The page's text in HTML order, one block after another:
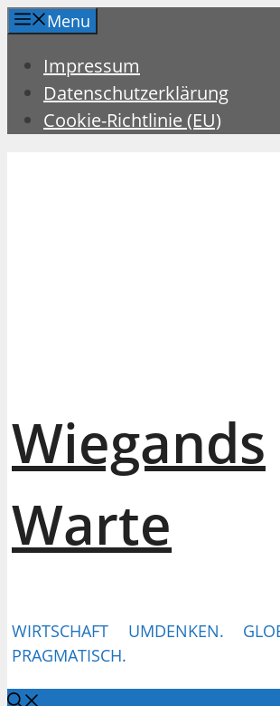
Zum
springen
Menu
Impressum
Datenschutzerklärung
Cookie-Richtlinie (EU)
Wiegands
Warte
WIRTSCHAFT UMDENKEN.
PRAGMATISCH.